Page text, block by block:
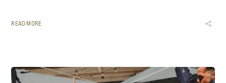
READ MORE